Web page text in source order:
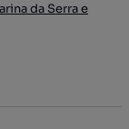
da Serra e